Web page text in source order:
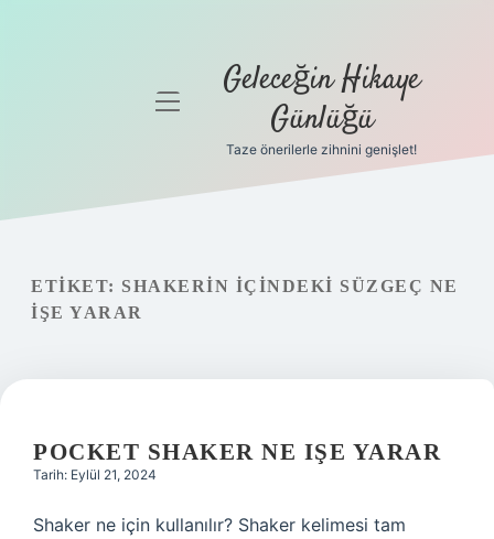
Gizlilik
Yasal Uyarı
menüyü Geleceğin Hikaye
Günlüğü
Taze önerilerle zihnini genişlet!
ETIKET: SHAKERIN IÇINDEKI SÜZGEÇ NE
IŞE YARAR
POCKET SHAKER NE IŞE YARAR
Tarih: Eylül 21, 2024
Shaker ne için kullanılır? Shaker kelimesi tam